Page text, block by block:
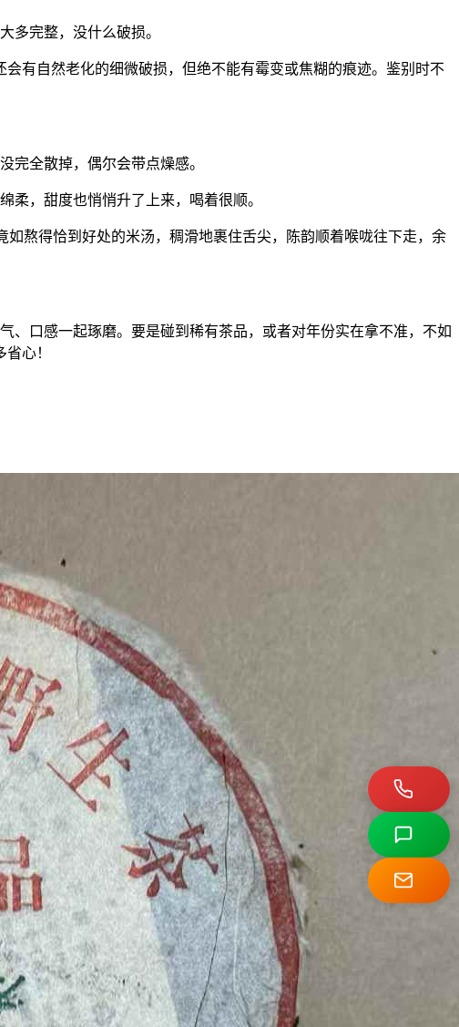
多完整，没什么破损。
有自然老化的细微破损，但绝不能有霉变或焦糊的痕迹。鉴别时不
完全散掉，偶尔会带点燥感。
柔，甜度也悄悄升了上来，喝着很顺。
熬得恰到好处的米汤，稠滑地裹住舌尖，陈韵顺着喉咙往下走，余
、口感一起琢磨。要是碰到稀有茶品，或者对年份实在拿不准，不如
心！